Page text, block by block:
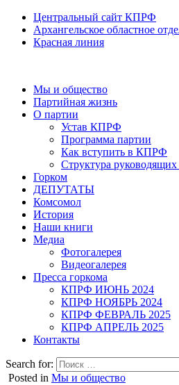
Центральный сайт КПРФ
Архангельское областное
Красная линия
Мы и общество
Партийная жизнь
О партии
Устав КПРФ
Программа партии
Как вступить в КПРФ
Структура руководящих
Горком
ДЕПУТАТЫ
Комсомол
История
Наши книги
Медиа
Фотогалерея
Видеогалерея
Пресса горкома
КПРФ ИЮНЬ 2024
КПРФ НОЯБРЬ 2024
КПРФ ФЕВРАЛЬ 2025
КПРФ АПРЕЛЬ 2025
Контакты
Search for:
Posted in Мы и общество